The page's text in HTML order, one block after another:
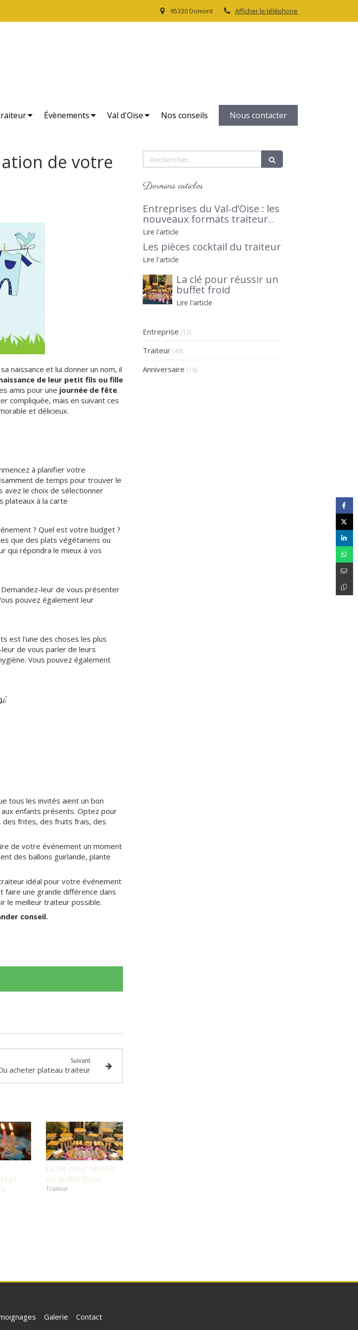
Afficher le téléphone
95330 Domont
Évènements Val d'Oise Nos conseils Nous contacter
de votre
naissance et lui donner un nom, il
de leur petit fils ou fille
amis pour une journée de fête.
compliquée, mais en suivant ces
et délicieux.
à planifier votre
de temps pour trouver le
le choix de sélectionner
plateaux à la carte
? Quel est votre budget ?
que des plats végétariens ou
qui répondra le mieux à vos
leur de vous présenter
pouvez également leur
est l'une des choses les plus
de vous parler de leurs
Vous pouvez également
tous les invités aient un bon
enfants présents. Optez pour
des frites, des fruits frais, des
de votre événement un moment
des ballons guirlande, plante
idéal pour votre événement
faire une grande différence dans
le meilleur traiteur possible.
conseil.
Suivant
acheter plateau traiteur
La clé pour réussir
un buffet froid
Traiteur
Rechercher
Derniers articles
Entreprises du Val‑d’Oise : les
nouveaux formats traiteur
pour séminaires et
afterworks, avec Le Petit
Traiteur 95 en lumière
Lire l'article
Les pièces cocktail du traiteur
Lire l'article
La clé pour réussir un
buffet froid
Lire l'article
Entreprise (13)
Traiteur (49)
Anniversaire (16)
Galerie Contact